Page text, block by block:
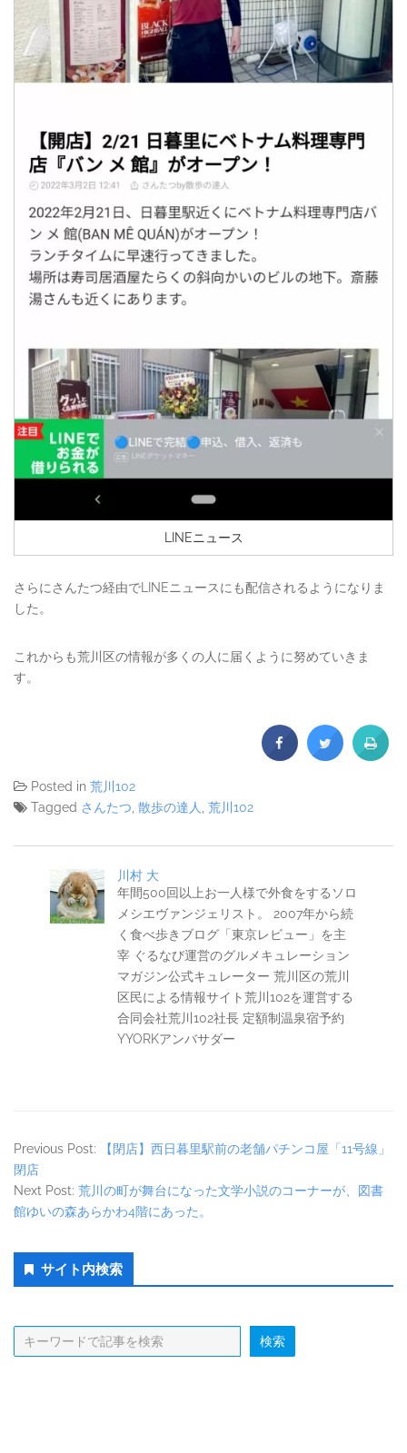
LINEニュース
さらにさんたつ経由でLINEニュースにも配信されるようになりま
した。
これからも荒川区の情報が多くの人に届くように努めていきま
す。
Posted in 荒川102
Tagged さんたつ 散歩の達人 荒川102
川村 大
年間500回以上お一人様で外食をするソロ
メシエヴァンジェリスト。 2007年から続
く食べ歩きブログ「東京レビュー」を主
宰 ぐるなび運営のグルメキュレーション
マガジン公式キュレーター 荒川区の荒川
区民による情報サイト荒川102を運営する
合同会社荒川102社長 定額制温泉宿予約
YYORKアンバサダー
Previous Post:
【閉店】西日暮里駅前の老舗パチンコ屋「11号線」
閉店
Next Post: 荒川の町が舞台になった文学小説のコーナーが、図書
館ゆいの森あらかわ4階にあった。
Secondary
Sidebar
サイト内検索